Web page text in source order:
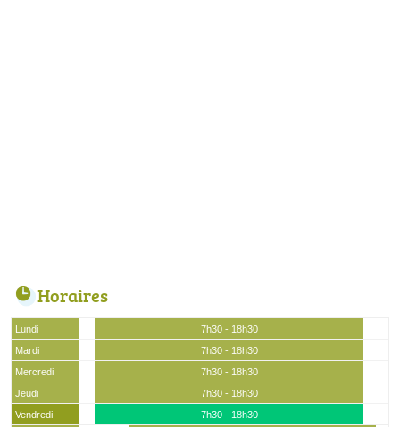
Horaires
Lundi
7h30 - 18h30
Mardi
7h30 - 18h30
Mercredi
7h30 - 18h30
Jeudi
7h30 - 18h30
Vendredi
7h30 - 18h30